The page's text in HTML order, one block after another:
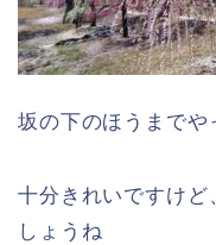
坂の下のほうまでや
十分きれいですけど
しょうね